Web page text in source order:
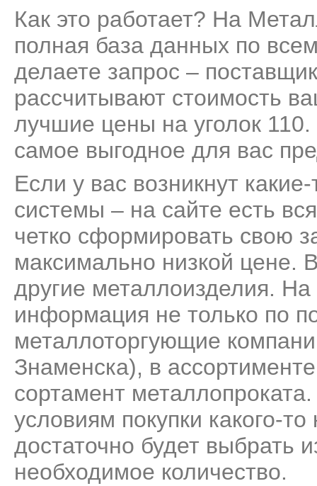
Как это работает? На
полная база данных по
делаете запрос –
рассчитывают стоимость
лучшие цены на уголок
самое выгодное для вас
Если у вас возникнут
системы – на сайте есть
четко сформировать свою
максимально низкой цене.
другие металлоизделия.
информация не только по
металлоторгующие
Знаменска), в
сортамент
условиям покупки какого-
достаточно будет выбрать
необходимое количество.